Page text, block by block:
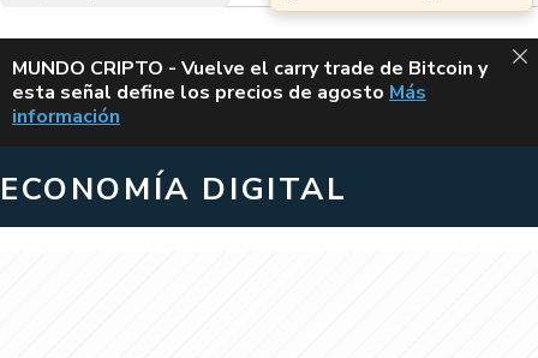
ALERTA
MUNDO CRIPTO - Vuelve el carry trade de Bitcoin y
esta señal define los precios de agosto VUELVE EL
Más
información
ECONOMÍA DIGITAL